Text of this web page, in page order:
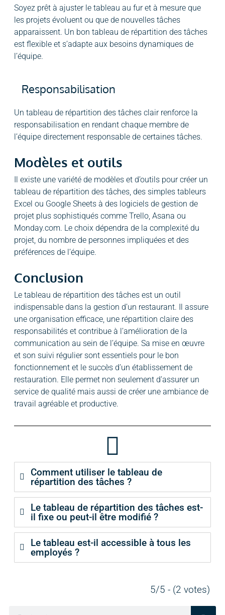
Soyez prêt à ajuster le tableau au fur et à mesure que
les projets évoluent ou que de nouvelles tâches
apparaissent. Un bon tableau de répartition des tâches
est flexible et s’adapte aux besoins dynamiques de
l’équipe.
Responsabilisation
Un tableau de répartition des tâches clair renforce la
responsabilisation en rendant chaque membre de
l’équipe directement responsable de certaines tâches.
Modèles et outils
Il existe une variété de modèles et d’outils pour créer un
tableau de répartition des tâches, des simples tableurs
Excel ou Google Sheets à des logiciels de gestion de
projet plus sophistiqués comme Trello, Asana ou
Monday.com. Le choix dépendra de la complexité du
projet, du nombre de personnes impliquées et des
préférences de l’équipe.
Conclusion
Le tableau de répartition des tâches est un outil
indispensable dans la gestion d’un restaurant. Il assure
une organisation efficace, une répartition claire des
responsabilités et contribue à l’amélioration de la
communication au sein de l’équipe. Sa mise en œuvre
et son suivi régulier sont essentiels pour le bon
fonctionnement et le succès d’un établissement de
restauration. Elle permet non seulement d’assurer un
service de qualité mais aussi de créer une ambiance de
travail agréable et productive.
Comment utiliser le tableau de
répartition des tâches ?
Le tableau de répartition des tâches est-
il fixe ou peut-il être modifié ?
Le tableau est-il accessible à tous les
employés ?
5/5 - (2 votes)